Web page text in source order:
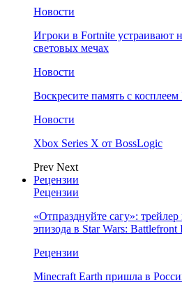
Новости
Игроки в Fortnite устраивают
световых мечах
Новости
Воскресите память с
Новости
Xbox Series X от BossLogic
Prev Next
Рецензии
Рецензии
«Отпразднуйте сагу»: трейлер
эпизода в Star Wars: Battlefront
Рецензии
Minecraft Earth пришла в